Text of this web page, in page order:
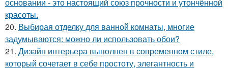
основании - это настоящий союз прочности и утончённой
красоты.
20. Выбирая отделку для ванной комнаты, многие
задумываются: можно ли использовать обои?
21. Дизайн интерьера выполнен в современном стиле,
который сочетает в себе простоту, элегантность и